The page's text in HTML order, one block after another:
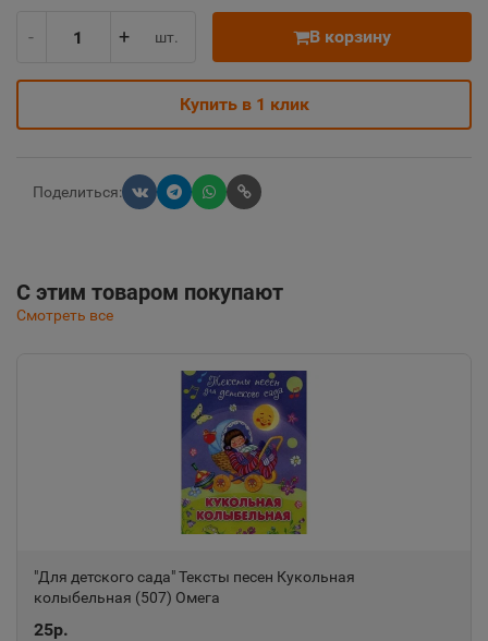
- + шт. В корзину
Купить в 1 клик
Поделиться:
С этим товаром покупают
Смотреть все
"Для детского сада" Тексты песен Кукольная
колыбельная (507) Омега
25р.